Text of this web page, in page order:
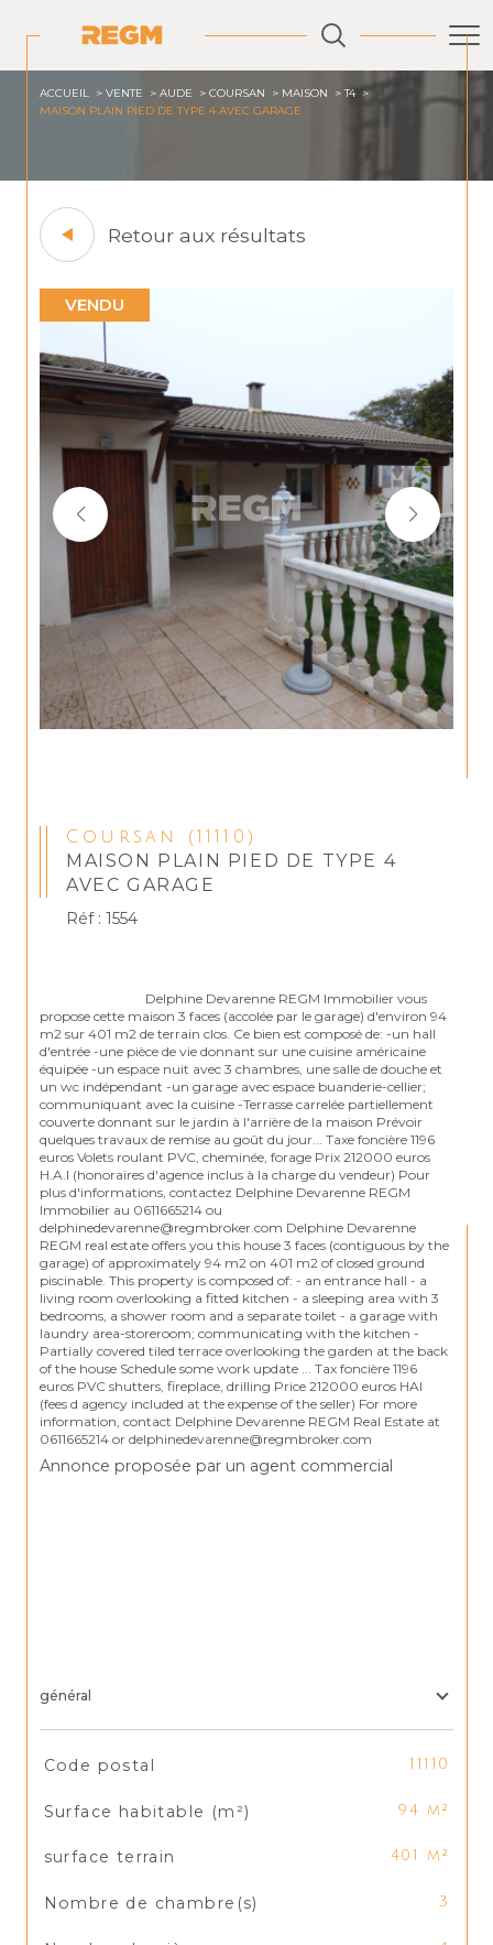
ACCUEIL VENTE AUDE COURSAN MAISON
T4
MAISON PLAIN PIED DE TYPE 4 AVEC GARAGE
Retour aux résultats
VENDU
Coursan (11110)
MAISON PLAIN PIED DE TYPE 4
AVEC GARAGE
Réf : 1554
propose cette maison 3 faces (accolée par le garage) d'environ 94
m2 sur 401 m2 de terrain clos. Ce bien est composé de: -un hall
d'entrée -une pièce de vie donnant sur une cuisine américaine
équipée -un espace nuit avec 3 chambres, une salle de douche et
un wc indépendant -un garage avec espace buanderie-cellier;
communiquant avec la cuisine -Terrasse carrelée partiellement
couverte donnant sur le jardin à l'arrière de la maison Prévoir
quelques travaux de remise au goût du jour... Taxe foncière 1196
euros Volets roulant PVC, cheminée, forage Prix 212000 euros
H.A.I (honoraires d'agence inclus à la charge du vendeur) Pour
plus d'informations, contactez Delphine Devarenne REGM
Immobilier au 0611665214 ou
delphinedevarenne@regmbroker.com Delphine Devarenne
REGM real estate offers you this house 3 faces (contiguous by the
garage) of approximately 94 m2 on 401 m2 of closed ground
piscinable. This property is composed of: - an entrance hall - a
living room overlooking a fitted kitchen - a sleeping area with 3
bedrooms, a shower room and a separate toilet - a garage with
laundry area-storeroom; communicating with the kitchen -
Partially covered tiled terrace overlooking the garden at the back
of the house Schedule some work update ... Tax foncière 1196
euros PVC shutters, fireplace, drilling Price 212000 euros HAI
(fees d agency included at the expense of the seller) For more
information, contact Delphine Devarenne REGM Real Estate at
Annonce proposée par un agent commercial
général
TRAD_SIROCCO_Caracteristique
Code postal 11110
Surface habitable (m²) 94 m²
surface terrain 401 m²
Nombre de chambre(s) 3